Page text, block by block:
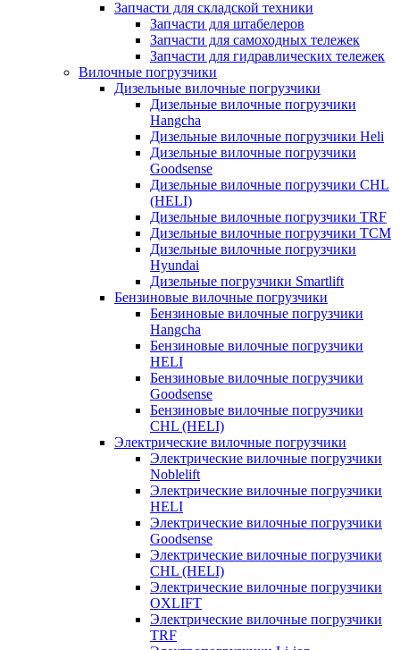
Запчасти для складской техники
Запчасти для штабелеров
Запчасти для самоходных тележек
Запчасти для гидравлических тележек
Вилочные погрузчики
Дизельные вилочные погрузчики
Дизельные вилочные погрузчики
Hangcha
Дизельные вилочные погрузчики Heli
Дизельные вилочные погрузчики
Goodsense
Дизельные вилочные погрузчики CHL
(HELI)
Дизельные вилочные погрузчики TRF
Дизельные вилочные погрузчики TCM
Дизельные вилочные погрузчики
Hyundai
Дизельные погрузчики Smartlift
Бензиновые вилочные погрузчики
Бензиновые вилочные погрузчики
Hangcha
Бензиновые вилочные погрузчики
HELI
Бензиновые вилочные погрузчики
Goodsense
Бензиновые вилочные погрузчики
CHL (HELI)
Электрические вилочные погрузчики
Электрические вилочные погрузчики
Noblelift
Электрические вилочные погрузчики
HELI
Электрические вилочные погрузчики
Goodsense
Электрические вилочные погрузчики
CHL (HELI)
Электрические вилочные погрузчики
OXLIFT
Электрические вилочные погрузчики
TRF